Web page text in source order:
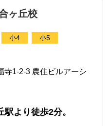
ヶ丘校
小4 小5
寺1-2-3 農住ビルアーシ
より徒歩2分。